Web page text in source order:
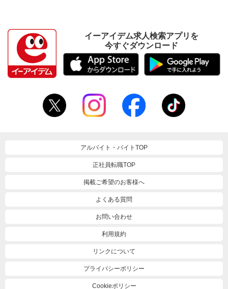
イーアイデム求人検索アプリを
今すぐダウンロード
アルバイト・バイトTOP
正社員転職TOP
掲載ご希望のお客様へ
よくある質問
お問い合わせ
利用規約
リンクについて
プライバシーポリシー
Cookieポリシー